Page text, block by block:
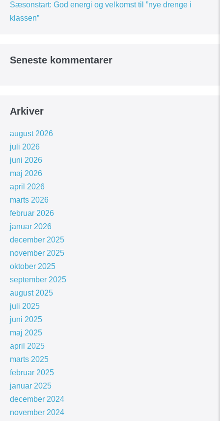
Sæsonstart: God energi og velkomst til ”nye drenge i
klassen”
Seneste kommentarer
Arkiver
august 2026
juli 2026
juni 2026
maj 2026
april 2026
marts 2026
februar 2026
januar 2026
december 2025
november 2025
oktober 2025
september 2025
august 2025
juli 2025
juni 2025
maj 2025
april 2025
marts 2025
februar 2025
januar 2025
december 2024
november 2024